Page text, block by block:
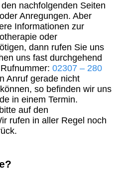
nachfolgenden Seiten
Anregungen. Aber
Informationen zur
oder
dann rufen Sie uns
uns fast durchgehend
02307 – 280
Anruf gerade nicht
so befinden wir uns
in einem Termin.
auf den
rufen in aller Regel noch